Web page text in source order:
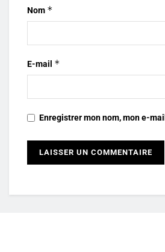
Nom *
E-mail *
Enregistrer mon nom, mon e-